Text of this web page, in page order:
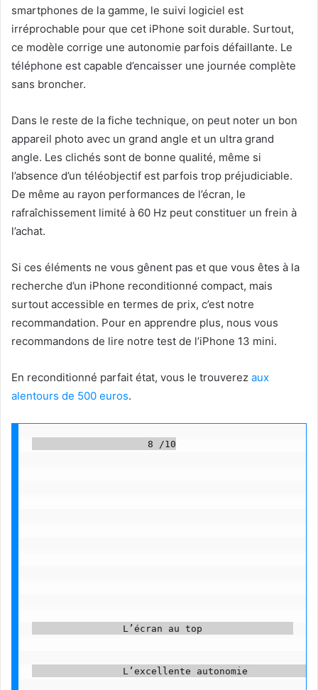
smartphones de la gamme, le suivi logiciel est
irréprochable pour que cet iPhone soit durable. Surtout,
ce modèle corrige une autonomie parfois défaillante. Le
téléphone est capable d’encaisser une journée complète
sans broncher.
Dans le reste de la fiche technique, on peut noter un bon
appareil photo avec un grand angle et un ultra grand
angle. Les clichés sont de bonne qualité, même si
l’absence d’un téléobjectif est parfois trop préjudiciable.
De même au rayon performances de l’écran, le
rafraîchissement limité à 60 Hz peut constituer un frein à
l’achat.
Si ces éléments ne vous gênent pas et que vous êtes à la
recherche d’un iPhone reconditionné compact, mais
surtout accessible en termes de prix, c’est notre
recommandation. Pour en apprendre plus, nous vous
recommandons de lire notre test de l’iPhone 13 mini.
En reconditionné parfait état, vous le trouverez aux
alentours de 500 euros.
                    8 /10
                L’écran au top
L’excellente